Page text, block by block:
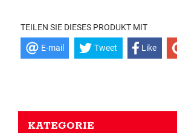
TEILEN SIE DIESES PRODUKT MIT
E-mail Tweet Like
KATEGORIE